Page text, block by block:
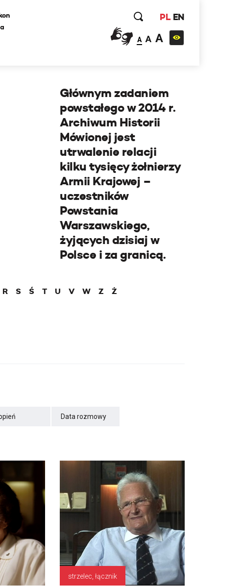
PL EN
A A A
Głównym zadaniem
powstałego w 2014 r.
Archiwum Historii
Mówionej jest
utrwalenie relacji
kilku tysięcy żołnierzy
Armii Krajowej –
uczestników
Powstania
Warszawskiego,
żyjących dzisiaj w
Polsce i za granicą.
R S Ś T U V W Z
Ż
Data rozmowy
strzelec, łącznik